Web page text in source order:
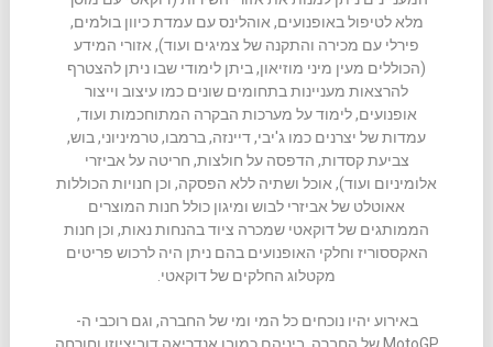
מלא לטיפול באופנועים, אוהלינס עם עמדת כיוון בולמים,
פירלי עם מכירה והתקנה של צמיגים ועוד), אזורי המידע
(הכוללים מעין מיני מוזיאון, ביתן לימודי שבו ניתן להצטרף
להרצאות מעניינות בתחומים שונים כמו עיצוב וייצור
אופנועים, לימוד על מערכות הבקרה המתוחכמות ועוד,
עמדות של יצרנים כמו ג'יבי, דיינזה, ברמבו, טרמיניוני, בוש,
צביעת קסדות, הדפסה על חולצות, חריטה על אביזרי
אלומיניום ועוד), אוכל ושתיה ללא הפסקה, וכן חנויות הכוללות
אאוטלט של אביזרי לבוש ומיגון כולל חנות המוצרים
הממותגים של דוקאטי שמכרה ציוד בהנחות נאות, וכן חנות
האקססוריז וחלקי האופנועים בהם ניתן היה לרכוש פריטים
מקטלוג החלקים של דוקאטי.
באירוע יהיו נוכחים כל המי ומי של החברה, וגם רוכבי ה-